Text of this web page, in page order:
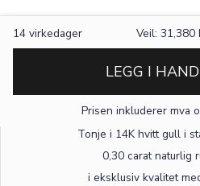
14 virkedager Veil: 31,380
LEGG I
Prisen inkluderer mva
Tonje i 14K hvitt gull i
0,30 carat naturlig
i eksklusiv kvalitet